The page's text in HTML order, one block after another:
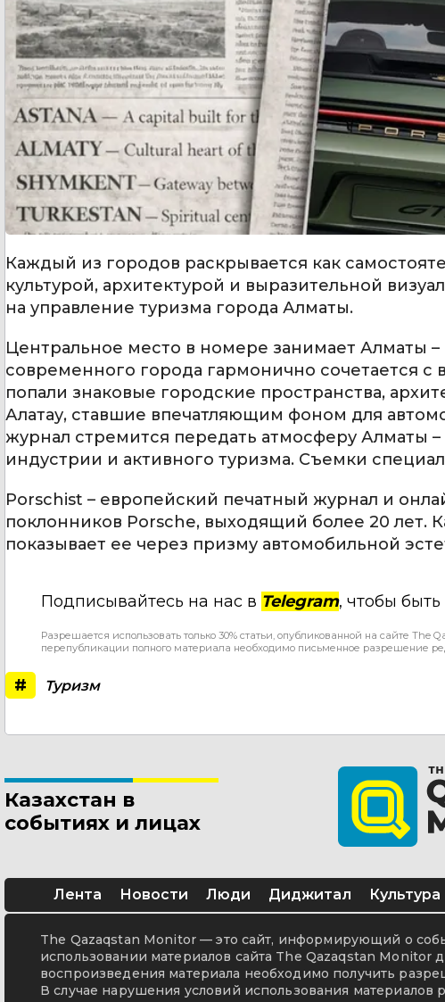
Каждый из городов раскрывается как
культурой, архитектурой и выразительной
на управление туризма города Алматы.
Центральное место в номере занимает Алматы
современного города гармонично сочетается
попали знаковые городские пространства,
Алатау, ставшие впечатляющим фоном для
журнал стремится передать атмосферу Алматы
индустрии и активного туризма. Съемки
Porschist – европейский печатный журнал и
поклонников Porsche, выходящий более 20 лет.
показывает ее через призму автомобильной
Подписывайтесь на нас в Telegram, чтобы
Разрешается использовать только 30% статьи, опубликованной на сайте
перепубликации полного материала необходимо письменное разрешение
# Туризм
Казахстан в
событиях и лицах
Лента Новости Люди Диджитал Культура
The Qazaqstan Monitor — это сайт, информирующий о
использовании материалов сайта The Qazaqstan Monitor
воспроизведения материала необходимо получить
В случае нарушения условий использования материалов